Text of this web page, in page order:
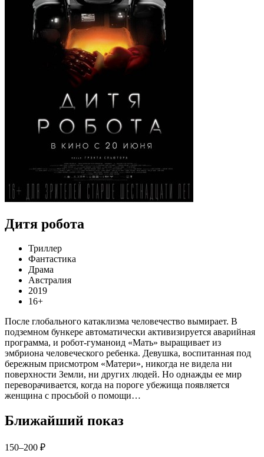
Дитя робота
Триллер
Фантастика
Драма
Австралия
2019
16+
После глобального катаклизма человечество вымирает. В
подземном бункере автоматически активизируется аварийная
программа, и робот-гуманоид «Мать» выращивает из
эмбриона человеческого ребенка. Девушка, воспитанная под
бережным присмотром «Матери», никогда не видела ни
поверхности Земли, ни других людей. Но однажды ее мир
переворачивается, когда на пороге убежища появляется
женщина с просьбой о помощи…
Ближайший показ
150–200 ₽